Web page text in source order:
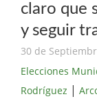
claro que
y seguir
30 de
Elecciones
Rodríguez |